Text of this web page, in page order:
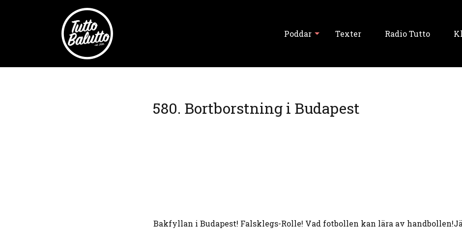
Poddar
Tutto Balutto
Texter Radio Tutto
580. Bortborstning i Budapest
Bakfyllan i Budapest! Falsklegs-Rolle! Vad fotbollen kan lära av